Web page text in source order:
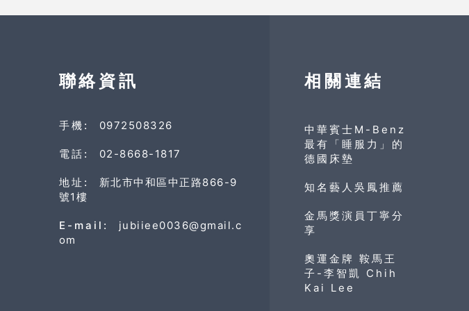
聯絡資訊
手機: 0972508326
電話: 02-8668-1817
地址:
新北市中和區中正路866-9
號1樓
E-mail:
jubiiee0036@gmail.c
om
相關連結
中華賓士M-Benz
最有「睡服力」的
德國床墊
知名藝人吳鳳推薦
金馬獎演員丁寧分
享
奧運金牌 鞍馬王
子-李智凱 Chih
Kai Lee